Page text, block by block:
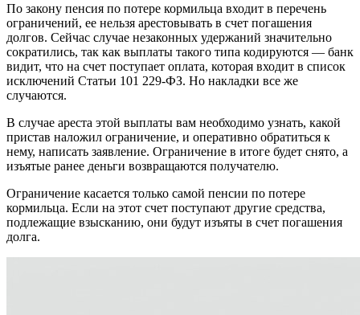
По закону пенсия по потере кормильца входит в перечень
ограничений, ее нельзя арестовывать в счет погашения
долгов. Сейчас случае незаконных удержаний значительно
сократились, так как выплаты такого типа кодируются — банк
видит, что на счет поступает оплата, которая входит в список
исключений Статьи 101 229-ФЗ. Но накладки все же
случаются.
В случае ареста этой выплаты вам необходимо узнать, какой
пристав наложил ограничение, и оперативно обратиться к
нему, написать заявление. Ограничение в итоге будет снято, а
изъятые ранее деньги возвращаются получателю.
Ограничение касается только самой пенсии по потере
кормильца. Если на этот счет поступают другие средства,
подлежащие взысканию, они будут изъяты в счет погашения
долга.